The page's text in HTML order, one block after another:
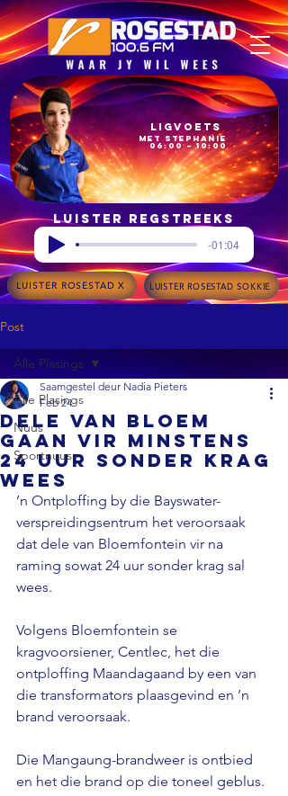
06:00 – 10:00
met Stephanie
Ligvoets
Luister regstreeks
-01:04
LUISTER ROSESTAD X LUISTER ROSESTAD SOKKIE
Post
Alle Plasings
Nuus
Sportnuus
Alle Plasings
Dele van Bloem
gaan vir minstens
24 uur sonder krag
wees
Saamgestel deur Nadia Pieters
Feb 24
’n Ontploffing by die Bayswater-
verspreidingsentrum het veroorsaak
dat dele van Bloemfontein vir na
raming sowat 24 uur sonder krag sal
wees.
Volgens Bloemfontein se
kragvoorsiener, Centlec, het die
ontploffing Maandagaand by een van
die transformators plaasgevind en ’n
brand veroorsaak.
Die Mangaung-brandweer is ontbied
en het die brand op die toneel geblus.